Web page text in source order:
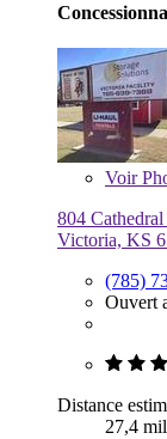
Voir
804
Victoria, KS
(785)
Ouvert
Distance
27,4